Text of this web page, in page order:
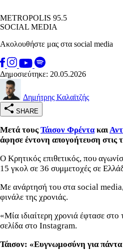
METROPOLIS 95.5
SOCIAL MEDIA
Ακολουθήστε μας στα social media
Δημοσιεύτηκε: 20.05.2026
Δημήτρης Καλαϊτζής
SHARE
Μετά τουςΤάισον Φρέντακαι
άφησε έντονη απογοήτευση στις
Ο Κρητικός επιθετικός, που
15 γκολ σε 36 συμμετοχές σε
Με ανάρτησή του στα social media,
φινάλε της χρονιάς.
«Μία ιδιαίτερη χρονιά έφτασε
σελίδα στο Instagram.
Τάισον: «Ευγνωμοσύνη για